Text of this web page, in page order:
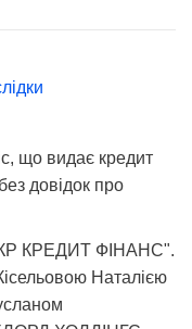
що видає кредит
довідок про
КРЕДИТ ФІНАНС".
Наталією